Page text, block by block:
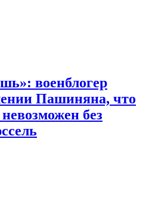
военблогер
Пашиняна, что
без